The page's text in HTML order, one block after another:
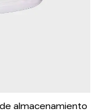
almacenamiento